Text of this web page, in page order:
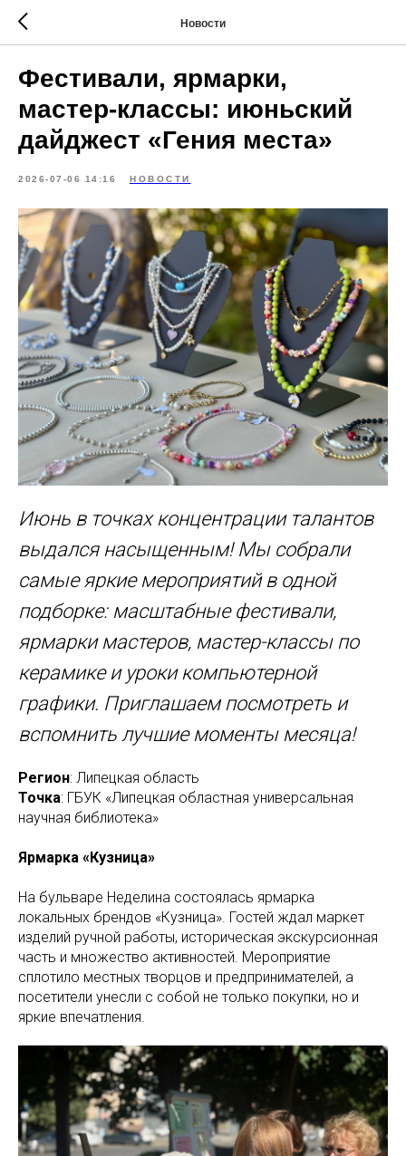
Новости
Фестивали, ярмарки,
мастер-классы: июньский
дайджест «Гения места»
2026-07-06 14:16 НОВОСТИ
Июнь в точках концентрации талантов
выдался насыщенным! Мы собрали
самые яркие мероприятий в одной
подборке: масштабные фестивали,
ярмарки мастеров, мастер-классы по
керамике и уроки компьютерной
графики. Приглашаем посмотреть и
вспомнить лучшие моменты месяца!
Регион: Липецкая область
Точка: ГБУК «Липецкая областная универсальная
научная библиотека»
Ярмарка «Кузница»
На бульваре Неделина состоялась ярмарка
локальных брендов «Кузница». Гостей ждал маркет
изделий ручной работы, историческая экскурсионная
часть и множество активностей. Мероприятие
сплотило местных творцов и предпринимателей, а
посетители унесли с собой не только покупки, но и
яркие впечатления.